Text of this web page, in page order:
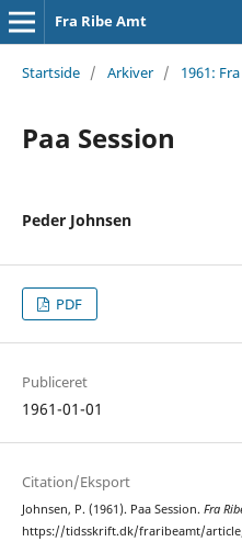
Fra Ribe Amt
Startside / Arkiver / 1961:
Paa Session
Peder Johnsen
PDF
Publiceret
1961-01-01
Citation/Eksport
Johnsen, P. (1961). Paa Session. Fra
https://tidsskrift.dk/fraribeamt/